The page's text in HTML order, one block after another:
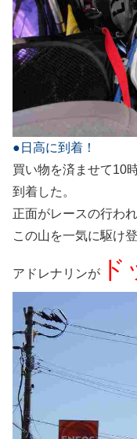
●日高に到着！
買い物を済ませて10
到着した。
正面がレースの行わ
この山を一気に駆け
アドレナリンが ド